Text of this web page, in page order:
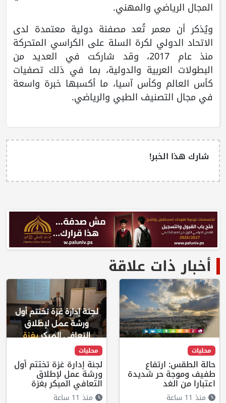
المجال الرياضي والمهني.
ويُذكر أن معمر تُعد مصفنة دولية معتمدة لدى
الاتحاد الدولي لكرة السلة على الكراسي المتحركة
منذ عام 2017، وقد شاركت في العديد من
البطولات العربية والدولية، بما في ذلك تصفيات
كأس العالم وكأس آسيا، ما أكسبها خبرة واسعة
في مجال التصنيف الطبي والرياضي.
شارك هذا الخبر!
أخبار ذات علاقة
محليات
حالة الطقس: ارتفاع
طفيف وموجة حر شديدة
اعتبارا من الغد
منذ 11 ساعة
محليات
لجنة إدارة غزة تختتم أول
ورشة عمل لإطلاق
التعافي المبكر بغزة
منذ 11 ساعة